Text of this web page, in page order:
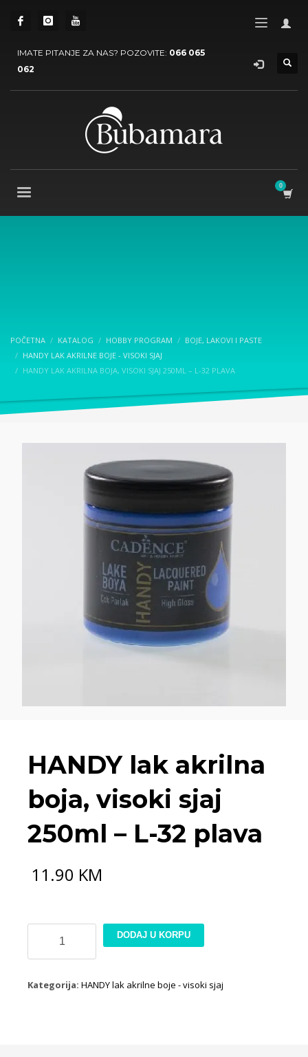
IMATE PITANJE ZA NAS? POZOVITE: 066 065
062
POČETNA KATALOG HOBBY PROGRAM
BOJE, LAKOVI I PASTE
HANDY LAK AKRILNE BOJE - VISOKI SJAJ
HANDY LAK AKRILNA BOJA, VISOKI SJAJ 250ML – L-32 PLAVA
HANDY lak akrilna
boja, visoki sjaj
250ml – L-32 plava
11.90 KM
akrilna
visoki
DODAJ U KORPU
Kategorija: HANDY lak akrilne boje - visoki sjaj